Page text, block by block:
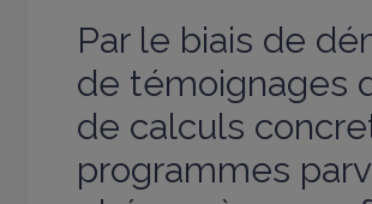
Par le biais de
de témoignages
de calculs
programmes